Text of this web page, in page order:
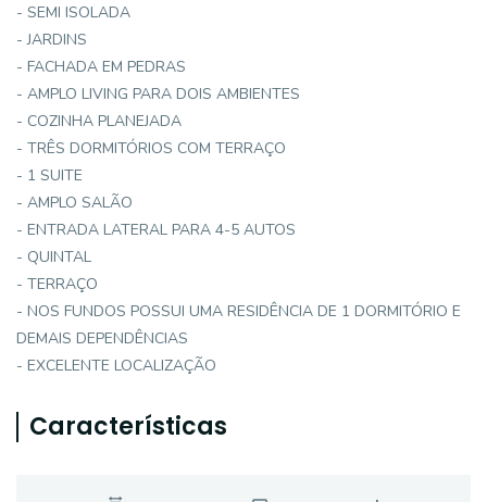
- SEMI ISOLADA
- JARDINS
- FACHADA EM PEDRAS
- AMPLO LIVING PARA DOIS AMBIENTES
- COZINHA PLANEJADA
- TRÊS DORMITÓRIOS COM TERRAÇO
- 1 SUITE
- AMPLO SALÃO
- ENTRADA LATERAL PARA 4-5 AUTOS
- QUINTAL
- TERRAÇO
- NOS FUNDOS POSSUI UMA RESIDÊNCIA DE 1 DORMITÓRIO E
DEMAIS DEPENDÊNCIAS
- EXCELENTE LOCALIZAÇÃO
Características